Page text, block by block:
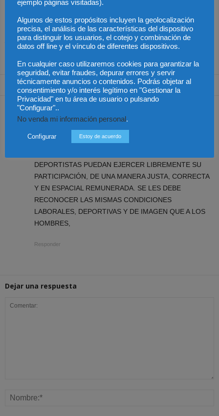
Colombia – Proteger la
vida desde la
fecundación
Colombia – Abelardo de
la Espirella asumirá en
un acto en Cali
Colombia – Judicatura y
acceso al título de
abogado
1 Comentario
RAÚL HERRERA TICORA
IGUALDAD Y EQUIDAD PARA EL FÚTBOL FEMENINO
SUPER IMPORTANTE QUE SE TENGA EN CUENTA EL
DEPORTISTAS PUEDAN EJERCER LIBREMENTE SU
PARTICIPACIÓN, DE UNA MANERA JUSTA, CORRECTA
Y EN ESPACIAL REMUNERADA. SE LES DEBE
RECONOCER LAS MISMAS CONDICIONES
LABORALES, DEPORTIVAS Y DE IMAGEN QUE A LOS
HOMBRES,
Responder
Dejar una respuesta
ejemplo páginas visitadas).
Algunos de estos propósitos incluyen la geolocalización
precisa, el análisis de las características del dispositivo
para distinguir los usuarios, el cotejo y combinación de
datos off line y el vínculo de diferentes dispositivos.
En cualquier caso utilizaremos cookies para garantizar la
seguridad, evitar fraudes, depurar errores y servir
técnicamente anuncios o contenidos. Podrás objetar al
consentimiento y/o interés legítimo en "Gestionar la
Privacidad" en tu área de usuario o pulsando
"Configurar"..
No venda mi información personal.
Configurar Estoy de acuerdo